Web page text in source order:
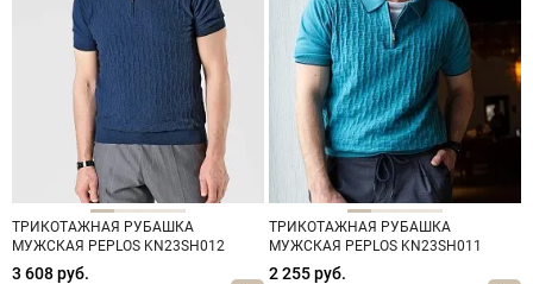
ТРИКОТАЖНАЯ РУБАШКА
МУЖСКАЯ PEPLOS KN23SH012
СИНИЙ
3 608 руб.
ТРИКОТАЖНАЯ РУБАШКА
МУЖСКАЯ PEPLOS KN23SH011
ГОЛУБОЙ
2 255 руб.